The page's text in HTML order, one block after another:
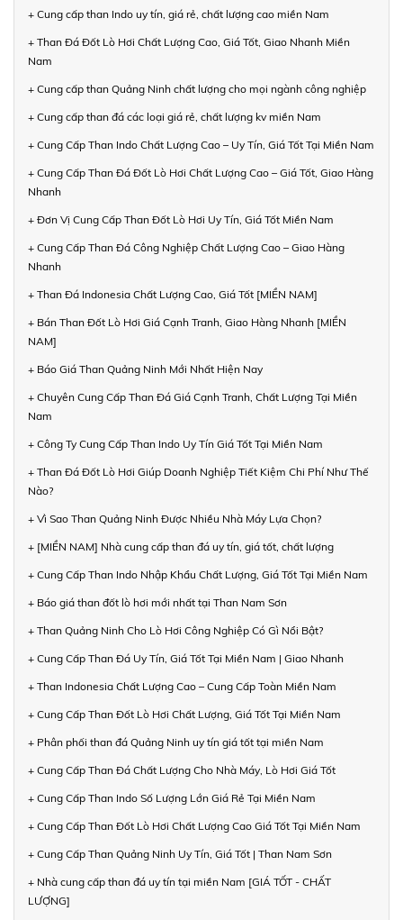
+ Cung cấp than Indo uy tín, giá rẻ, chất lượng cao miền Nam
+ Than Đá Đốt Lò Hơi Chất Lượng Cao, Giá Tốt, Giao Nhanh Miền
Nam
+ Cung cấp than Quảng Ninh chất lượng cho mọi ngành công nghiệp
+ Cung cấp than đá các loại giá rẻ, chất lượng kv miền Nam
+ Cung Cấp Than Indo Chất Lượng Cao – Uy Tín, Giá Tốt Tại Miền Nam
+ Cung Cấp Than Đá Đốt Lò Hơi Chất Lượng Cao – Giá Tốt, Giao Hàng
Nhanh
+ Đơn Vị Cung Cấp Than Đốt Lò Hơi Uy Tín, Giá Tốt Miền Nam
+ Cung Cấp Than Đá Công Nghiệp Chất Lượng Cao – Giao Hàng
Nhanh
+ Than Đá Indonesia Chất Lượng Cao, Giá Tốt [MIỀN NAM]
+ Bán Than Đốt Lò Hơi Giá Cạnh Tranh, Giao Hàng Nhanh [MIỀN
NAM]
+ Báo Giá Than Quảng Ninh Mới Nhất Hiện Nay
+ Chuyên Cung Cấp Than Đá Giá Cạnh Tranh, Chất Lượng Tại Miền
Nam
+ Công Ty Cung Cấp Than Indo Uy Tín Giá Tốt Tại Miền Nam
+ Than Đá Đốt Lò Hơi Giúp Doanh Nghiệp Tiết Kiệm Chi Phí Như Thế
Nào?
+ Vì Sao Than Quảng Ninh Được Nhiều Nhà Máy Lựa Chọn?
+ [MIỀN NAM] Nhà cung cấp than đá uy tín, giá tốt, chất lượng
+ Cung Cấp Than Indo Nhập Khẩu Chất Lượng, Giá Tốt Tại Miền Nam
+ Báo giá than đốt lò hơi mới nhất tại Than Nam Sơn
+ Than Quảng Ninh Cho Lò Hơi Công Nghiệp Có Gì Nổi Bật?
+ Cung Cấp Than Đá Uy Tín, Giá Tốt Tại Miền Nam | Giao Nhanh
+ Than Indonesia Chất Lượng Cao – Cung Cấp Toàn Miền Nam
+ Cung Cấp Than Đốt Lò Hơi Chất Lượng, Giá Tốt Tại Miền Nam
+ Phân phối than đá Quảng Ninh uy tín giá tốt tại miền Nam
+ Cung Cấp Than Đá Chất Lượng Cho Nhà Máy, Lò Hơi Giá Tốt
+ Cung Cấp Than Indo Số Lượng Lớn Giá Rẻ Tại Miền Nam
+ Cung Cấp Than Đốt Lò Hơi Chất Lượng Cao Giá Tốt Tại Miền Nam
+ Cung Cấp Than Quảng Ninh Uy Tín, Giá Tốt | Than Nam Sơn
+ Nhà cung cấp than đá uy tín tại miền Nam [GIÁ TỐT - CHẤT
LƯỢNG]